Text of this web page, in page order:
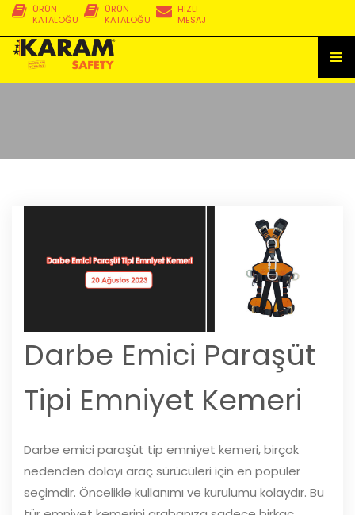
HIZLI
MESAJ
ÜRÜN
KATALOĞU
ÜRÜN
KATALOĞU
Darbe Emici Paraşüt
Tipi Emniyet Kemeri
Darbe emici paraşüt tip emniyet kemeri, birçok
nedenden dolayı araç sürücüleri için en popüler
seçimdir. Öncelikle kullanımı ve kurulumu kolaydır. Bu